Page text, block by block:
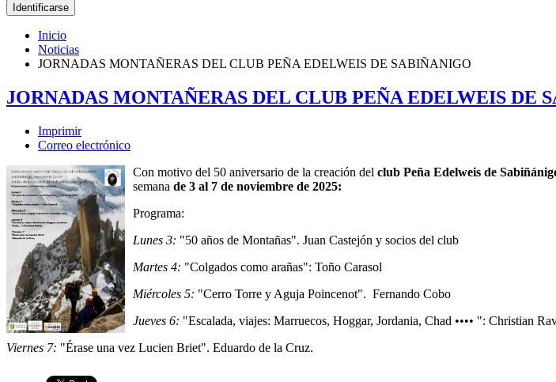
Identificarse
Inicio
Noticias
JORNADAS MONTAÑERAS DEL CLUB PEÑA EDELWEIS DE SABIÑANIGO
JORNADAS MONTAÑERAS DEL CLUB PEÑA EDELWEIS DE
Imprimir
Correo electrónico
Con motivo del 50 aniversario de la creación del club Peña Edelweis de
semana de 3 al 7 de noviembre de 2025:
Programa:
Lunes 3: "50 años de Montañas". Juan Castejón y socios del club
Martes 4: "Colgados como arañas": Toño Carasol
Miércoles 5: "Cerro Torre y Aguja Poincenot". Fernando Cobo
Jueves 6: "Escalada, viajes: Marruecos, Hoggar, Jordania, Chad •••• ": Christian
Viernes 7: "Érase una vez Lucien Briet". Eduardo de la Cruz.